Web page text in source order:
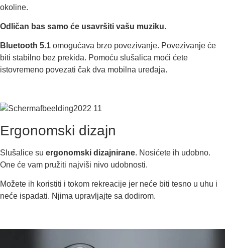
okoline.
Odličan bas samo će usavršiti vašu muziku.
Bluetooth 5.1 omogućava brzo povezivanje. Povezivanje će
biti stabilno bez prekida. Pomoću slušalica moći ćete
istovremeno povezati čak dva mobilna uređaja.
Ergonomski dizajn
Slušalice su ergonomski dizajnirane. Nosićete ih udobno.
One će vam pružiti najviši nivo udobnosti.
Možete ih koristiti i tokom rekreacije jer neće biti tesno u uhu i
neće ispadati. Njima upravljajte sa dodirom.